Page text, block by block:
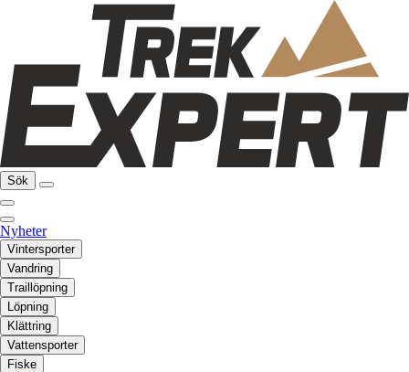
Sök
Nyheter
Vintersporter
Vandring
Traillöpning
Löpning
Klättring
Vattensporter
Fiske